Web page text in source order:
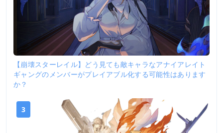
【崩壊スターレイル】どう見ても敵キャラなアナイアレイト
ギャングのメンバーがプレイアブル化する可能性はあります
か？
3